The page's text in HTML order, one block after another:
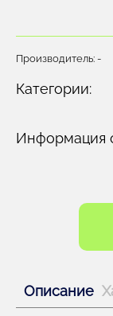
Производитель: -
Категории:
Информация
Описание